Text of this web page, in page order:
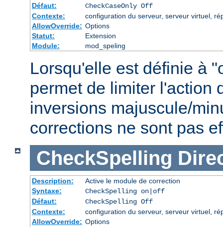
Défaut:
CheckCaseOnly Off
Contexte:
configuration du serveur, serveur virtuel,
AllowOverride: Options
Statut:
Extension
Module:
mod_speling
Lorsqu'elle est définie à
permet de limiter l'action
inversions majuscule/
corrections ne sont pas
CheckSpelling
Description:
Active le module de correction
Syntaxe:
CheckSpelling on|off
Défaut:
CheckSpelling Off
Contexte:
configuration du serveur, serveur virtuel,
AllowOverride: Options